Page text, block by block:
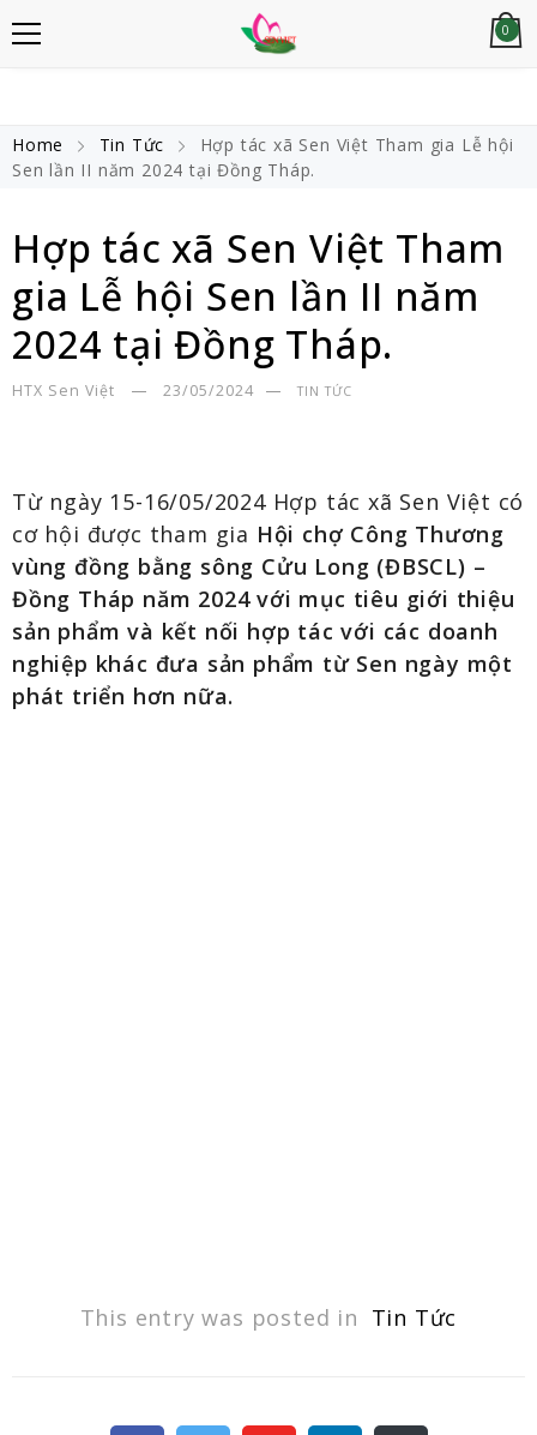
0
Home Tin Tức
Hợp tác xã Sen Việt Tham gia Lễ hội
Sen lần II năm 2024 tại Đồng Tháp.
Hợp tác xã Sen Việt Tham
gia Lễ hội Sen lần II năm
2024 tại Đồng Tháp.
HTX Sen Việt 23/05/2024 TIN TỨC
Từ ngày 15-16/05/2024 Hợp tác xã Sen Việt có
cơ hội được tham gia Hội chợ Công Thương
vùng đồng bằng sông Cửu Long (ĐBSCL) –
Đồng Tháp năm 2024 với mục tiêu giới thiệu
sản phẩm và kết nối hợp tác với các doanh
nghiệp khác đưa sản phẩm từ Sen ngày một
phát triển hơn nữa.
This entry was posted in Tin Tức